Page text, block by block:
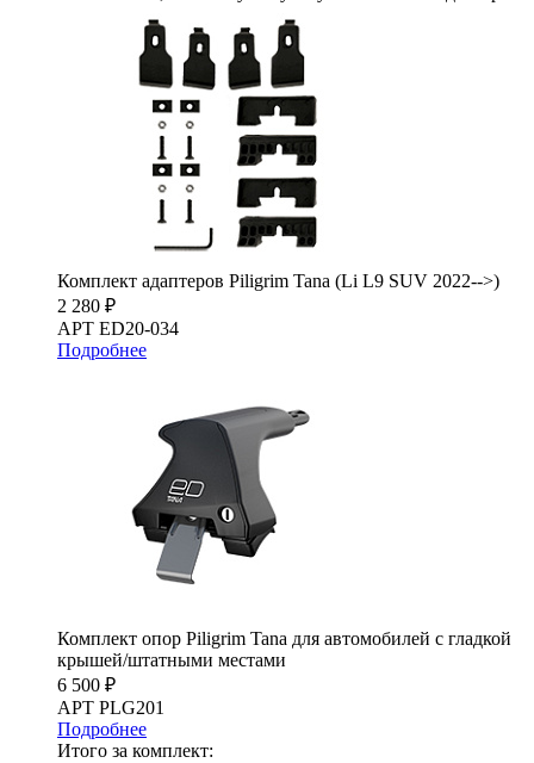
Комплект адаптеров Piligrim Tana (Li L9 SUV 2022-->)
2 280 ₽
АРТ ED20-034
Подробнее
Комплект опор Piligrim Tana для автомобилей с гладкой
крышей/штатными местами
6 500 ₽
АРТ PLG201
Подробнее
Итого за комплект: